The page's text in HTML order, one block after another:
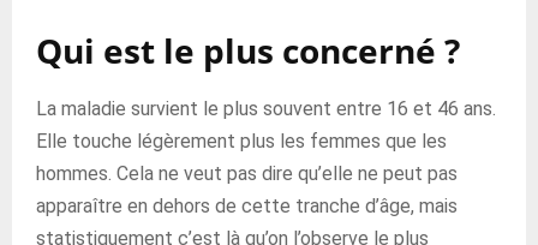
Qui est le plus concerné ?
La maladie survient le plus souvent entre 16 et 46 ans.
Elle touche légèrement plus les femmes que les
hommes. Cela ne veut pas dire qu’elle ne peut pas
apparaître en dehors de cette tranche d’âge, mais
statistiquement c’est là qu’on l’observe le plus